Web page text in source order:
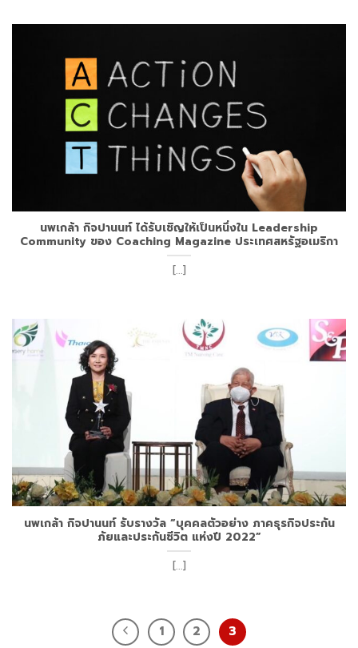
นพเกล้า กิจปานนท์ ได้รับเชิญให้เป็นหนึ่งใน Leadership
Community ของ Coaching Magazine ประเทศสหรัฐอเมริกา
[...]
นพเกล้า กิจปานนท์ รับรางวัล “บุคคลตัวอย่าง ภาคธุรกิจประกัน
ภัยและประกันชีวิต แห่งปี 2022”
[...]
1 2 3